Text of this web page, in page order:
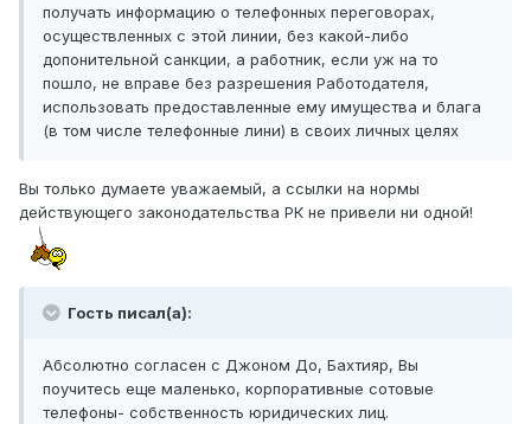
получать информацию о телефонных переговорах,
осуществленных с этой линии, без какой-либо
допонительной санкции, а работник, если уж на то
пошло, не вправе без разрешения Работодателя,
использовать предоставленные ему имущества и блага
(в том числе телефонные лини) в своих личных целях
Вы только думаете уважаемый, а ссылки на нормы
действующего законодательства РК не привели ни одной!
Гость писал(а):
Абсолютно согласен с Джоном До, Бахтияр, Вы
поучитесь еще маленько, корпоративные сотовые
телефоны- собственность юридических лиц.